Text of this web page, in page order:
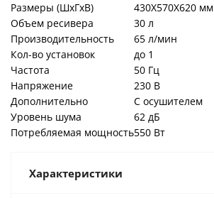
Размеры (ШхГхВ)
430X570X620 мм
Объем ресивера
30 л
Производительность
65 л/мин
Кол-во установок
до 1
Частота
50 Гц
Напряжение
230 В
Дополнительно
С осушителем
Уровень шума
62 дБ
Потребляемая мощность550 Вт
Характеристики